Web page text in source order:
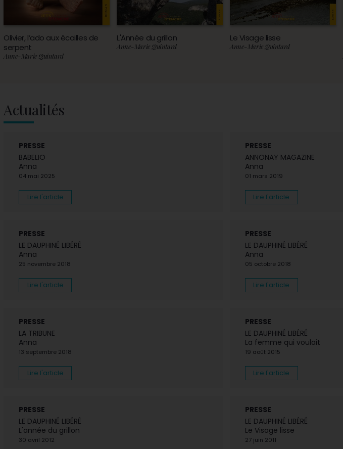
Olivier, l’ado aux écailles de
serpent
Anne-Marie Quintard
L'Année du grillon
Anne-Marie Quintard
Le Visage lisse
Anne-Marie Quintard
Actualités
PRESSE
BABELIO
Anna
04 mai 2025
Lire l'article
PRESSE
ANNONAY MAGAZINE
Anna
01 mars 2019
Lire l'article
PRESSE
LE DAUPHINÉ LIBÉRÉ
Anna
25 novembre 2018
Lire l'article
PRESSE
LE DAUPHINÉ LIBÉRÉ
Anna
05 octobre 2018
Lire l'article
PRESSE
LA TRIBUNE
Anna
13 septembre 2018
Lire l'article
PRESSE
LE DAUPHINÉ LIBÉRÉ
La femme qui voulait
19 août 2015
Lire l'article
PRESSE
LE DAUPHINÉ LIBÉRÉ
L'année du grillon
30 avril 2012
PRESSE
LE DAUPHINÉ LIBÉRÉ
Le Visage lisse
27 juin 2011